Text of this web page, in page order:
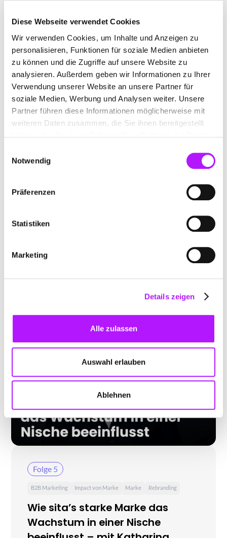
Diese Webseite verwendet Cookies
Wir verwenden Cookies, um Inhalte und Anzeigen zu
personalisieren, Funktionen für soziale Medien anbieten
zu können und die Zugriffe auf unsere Website zu
analysieren. Außerdem geben wir Informationen zu Ihrer
Verwendung unserer Website an unsere Partner für
soziale Medien, Werbung und Analysen weiter. Unsere
Partner führen diese Informationen möglicherweise mit
weiteren Daten zusammen, die Sie ihnen bereitgestellt
Notwendig
Präferenzen
Statistiken
Marketing
Details zeigen
Alle zulassen
Auswahl erlauben
Ablehnen
Folge 6
Impact von Marke Social Media Corporate Influencer
Markenbildung am Airport: Wie
Köln-Bonn neue Wege mit
Corporate Influencern geht – mit
Kristin Wunderow & Marie
Zoglowek vom Flughafen Köln-
Bonn (#Folge6)
Flughafen Köln-Bonn. Gemeinsam werfen sie
Marketings und des neu gestarteten Corporate-
Influencer-Programms am Flughafen. Kristin und
Social Media erlebbar gemacht wird, welche
Flughafen sich bewusst anders inszeniert als viele
andere Airports. Außerdem gibt’s spannende
Folge 5
B2B Marketing Impact von Marke Marke Rebranding
Wie sita’s starke Marke das
Wachstum in einer Nische